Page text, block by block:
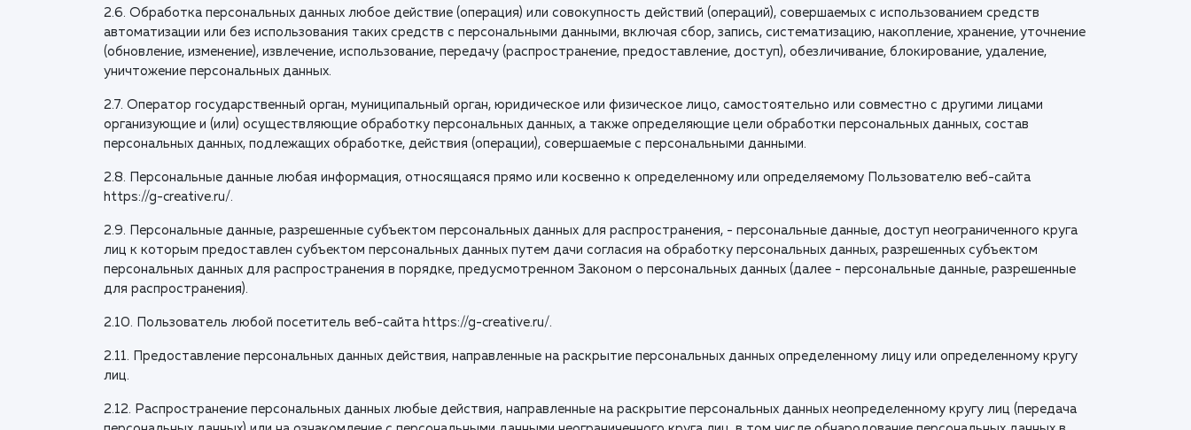
2.6. Обработка персональных данных любое действие (операция) или совокупность действий (операций), совершаемых с использованием средств
автоматизации или без использования таких средств с персональными данными, включая сбор, запись, систематизацию, накопление, хранение, уточнение
(обновление, изменение), извлечение, использование, передачу (распространение, предоставление, доступ), обезличивание, блокирование, удаление,
уничтожение персональных данных.
2.7. Оператор государственный орган, муниципальный орган, юридическое или физическое лицо, самостоятельно или совместно с другими лицами
организующие и (или) осуществляющие обработку персональных данных, а также определяющие цели обработки персональных данных, состав
персональных данных, подлежащих обработке, действия (операции), совершаемые с персональными данными.
2.8. Персональные данные любая информация, относящаяся прямо или косвенно к определенному или определяемому Пользователю веб-сайта
https://g-creative.ru/.
2.9. Персональные данные, разрешенные субъектом персональных данных для распространения, - персональные данные, доступ неограниченного круга
лиц к которым предоставлен субъектом персональных данных путем дачи согласия на обработку персональных данных, разрешенных субъектом
персональных данных для распространения в порядке, предусмотренном Законом о персональных данных (далее - персональные данные, разрешенные
для распространения).
2.10. Пользователь любой посетитель веб-сайта https://g-creative.ru/.
2.11. Предоставление персональных данных действия, направленные на раскрытие персональных данных определенному лицу или определенному кругу
лиц.
2.12. Распространение персональных данных любые действия, направленные на раскрытие персональных данных неопределенному кругу лиц (передача